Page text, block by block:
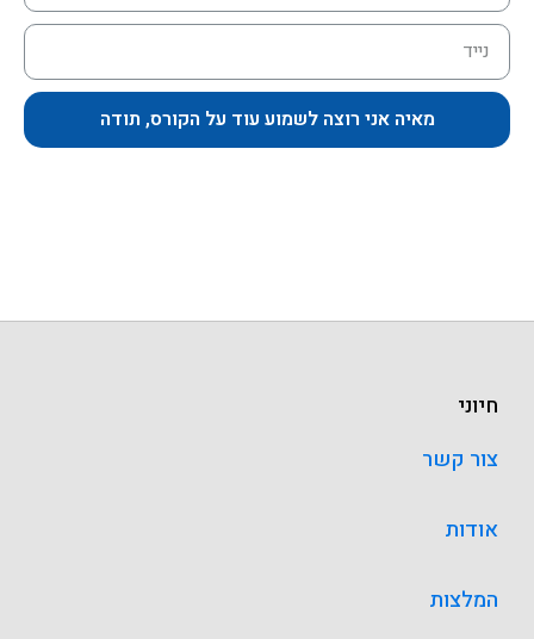
מאיה אני רוצה לשמוע עוד על הקורס, תודה
חיוני
צור קשר
אודות
המלצות